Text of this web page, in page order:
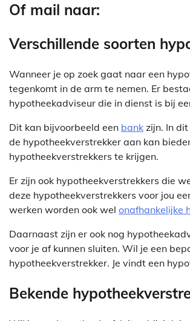
Of mail naar:
Verschillende soorten
Wanneer je op zoek gaat naar een
tegenkomt in de arm te nemen. Er
hypotheekadviseur die in dienst is bij
Dit kan bijvoorbeeld een bank zijn. In
de hypotheekverstrekker aan kan
hypotheekverstrekkers te krijgen.
Er zijn ook hypotheekverstrekkers die
deze hypotheekverstrekkers voor jou
werken worden ook wel onafhankelijke
Daarnaast zijn er ook nog
voor je af kunnen sluiten. Wil je een
hypotheekverstrekker. Je vindt een
Bekende